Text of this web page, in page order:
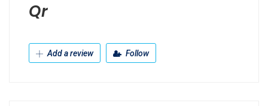
Qr
Add a review Follow